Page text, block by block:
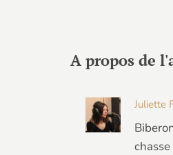
A propos de
Juliette